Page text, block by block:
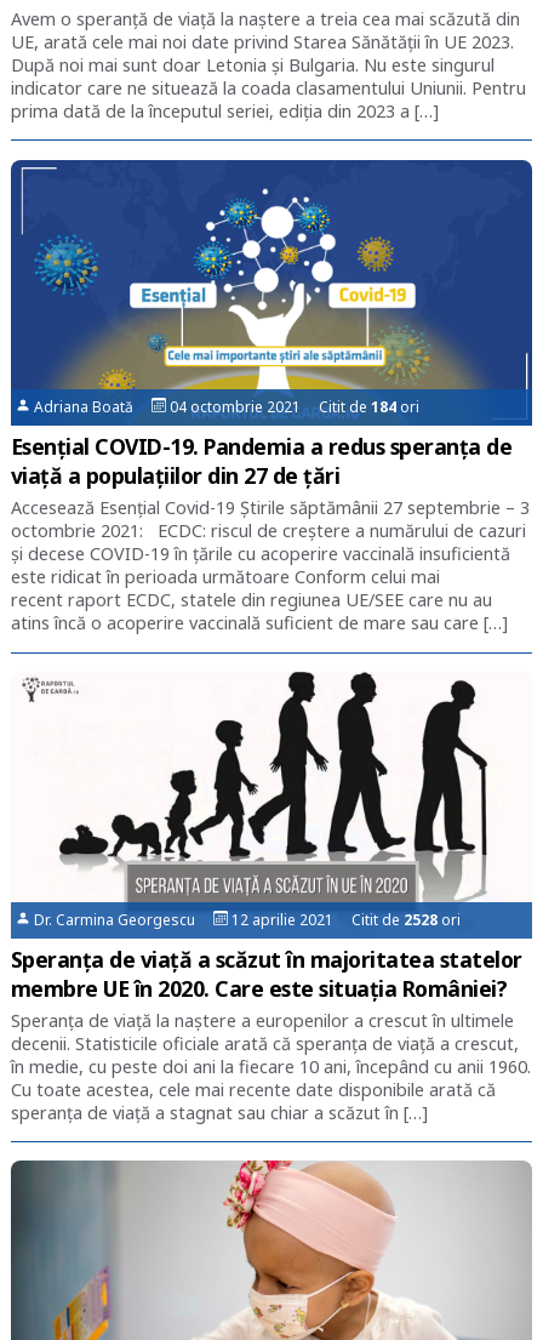
Avem o speranță de viață la naștere a treia cea mai scăzută din
UE, arată cele mai noi date privind Starea Sănătății în UE 2023.
După noi mai sunt doar Letonia și Bulgaria. Nu este singurul
indicator care ne situează la coada clasamentului Uniunii. Pentru
prima dată de la începutul seriei, ediția din 2023 a […]
Adriana Boată 04 octombrie 2021 Citit de184ori
Esențial COVID-19. Pandemia a redus speranța de
viață a populațiilor din 27 de țări
Accesează Esențial Covid-19 Știrile săptămânii 27 septembrie – 3
octombrie 2021: ECDC: riscul de creștere a numărului de cazuri
și decese COVID-19 în țările cu acoperire vaccinală insuficientă
este ridicat în perioada următoare Conform celui mai
recent raport ECDC, statele din regiunea UE/SEE care nu au
atins încă o acoperire vaccinală suficient de mare sau care […]
Dr. Carmina Georgescu 12 aprilie 2021 Citit de 2528ori
Speranța de viață a scăzut în majoritatea statelor
membre UE în 2020. Care este situația României?
Speranța de viață la naștere a europenilor a crescut în ultimele
decenii. Statisticile oficiale arată că speranța de viață a crescut,
în medie, cu peste doi ani la fiecare 10 ani, începând cu anii 1960.
Cu toate acestea, cele mai recente date disponibile arată că
speranța de viață a stagnat sau chiar a scăzut în […]